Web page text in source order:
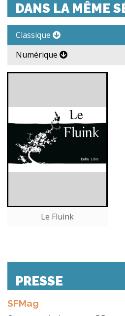
DANS LA MÊME
Classique
Numérique
Le Fluink
PRESSE
SFMag